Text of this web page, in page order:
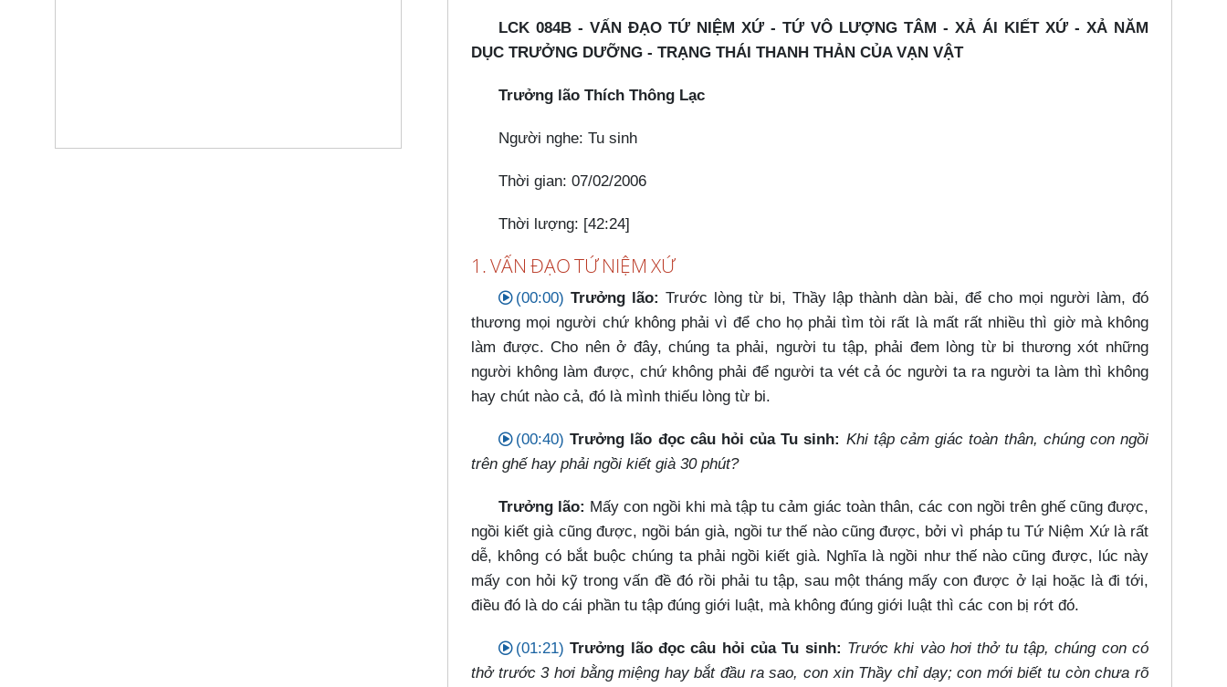
LCK 084B - VẤN ĐẠO TỨ NIỆM XỨ - TỨ VÔ LƯỢNG TÂM - XẢ ÁI KIẾT XỨ - XẢ NĂM
DỤC TRƯỞNG DƯỠNG - TRẠNG THÁI THANH THẢN CỦA VẠN VẬT
Trưởng lão Thích Thông Lạc
Người nghe: Tu sinh
Thời gian: 07/02/2006
Thời lượng: [42:24]
1. VẤN ĐẠO TỨ NIỆM XỨ
(00:00) Trưởng lão: Trước lòng từ bi, Thầy lập thành dàn bài, để cho mọi người làm, đó
thương mọi người chứ không phải vì để cho họ phải tìm tòi rất là mất rất nhiều thì giờ mà không
làm được. Cho nên ở đây, chúng ta phải, người tu tập, phải đem lòng từ bi thương xót những
người không làm được, chứ không phải để người ta vét cả óc người ta ra người ta làm thì không
hay chút nào cả, đó là mình thiếu lòng từ bi.
(00:40) Trưởng lão đọc câu hỏi của Tu sinh: Khi tập cảm giác toàn thân, chúng con ngồi
trên ghế hay phải ngồi kiết già 30 phút?
Trưởng lão: Mấy con ngồi khi mà tập tu cảm giác toàn thân, các con ngồi trên ghế cũng được,
ngồi kiết già cũng được, ngồi bán già, ngồi tư thế nào cũng được, bởi vì pháp tu Tứ Niệm Xứ là rất
dễ, không có bắt buộc chúng ta phải ngồi kiết già. Nghĩa là ngồi như thế nào cũng được, lúc này
mấy con hỏi kỹ trong vấn đề đó rồi phải tu tập, sau một tháng mấy con được ở lại hoặc là đi tới,
điều đó là do cái phần tu tập đúng giới luật, mà không đúng giới luật thì các con bị rớt đó.
(01:21) Trưởng lão đọc câu hỏi của Tu sinh: Trước khi vào hơi thở tu tập, chúng con có
thở trước 3 hơi bằng miệng hay bắt đầu ra sao, con xin Thầy chỉ dạy; con mới biết tu còn chưa rõ